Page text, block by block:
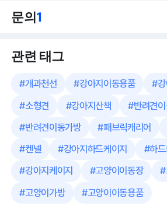
문의1
관련 태그
#개과천선 #강아지이동용품 #
#소형견 #강아지산책 #반려견
#반려견이동가방 #패브릭캐리어
#켄넬 #강아지하드케이지 #하드
#강아지케이지 #고양이이동장 #
#고양이가방 #고양이이동용품